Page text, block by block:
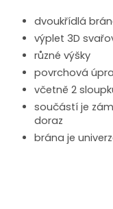
dvoukřídlá
výplet 3D
různé výšky
povrchová
včetně 2
součástí je
doraz
brána je